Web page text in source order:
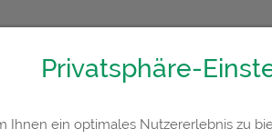
Privatsphäre-
Ihnen ein optimales Nutzererlebnis zu